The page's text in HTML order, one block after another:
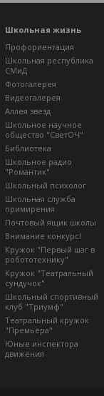
Школьная жизнь
Профориентация
Школьная республика
СМиД
Фотогалерея
Видеогалерея
Аллея звезд
Школьное научное
общество "СветОЧ"
Библиотека
Школьное радио
"Романтик"
Школьный психолог
Школьная служба
примирения
Почтовый ящик школы
Внимание конкурс!
Кружок "Первый шаг в
робототехнику"
Кружок "Театральный
сундучок"
Школьный спортивный
клуб "Триумф"
Театральный кружок
"Премьера"
Юные инспектора
движения